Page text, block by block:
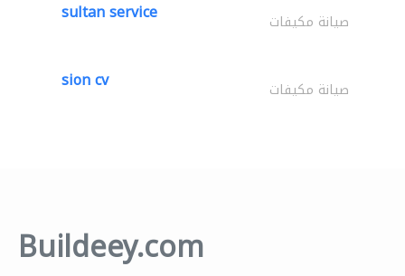
sultan service صيانة مكيفات
sion cv صيانة مكيفات
Buildeey.com